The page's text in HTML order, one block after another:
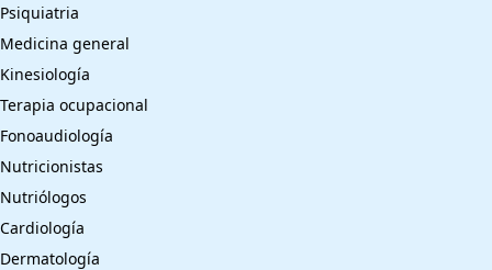
Psiquiatria
Medicina general
Kinesiología
Terapia ocupacional
Fonoaudiología
Nutricionistas
Nutriólogos
Cardiología
Dermatología